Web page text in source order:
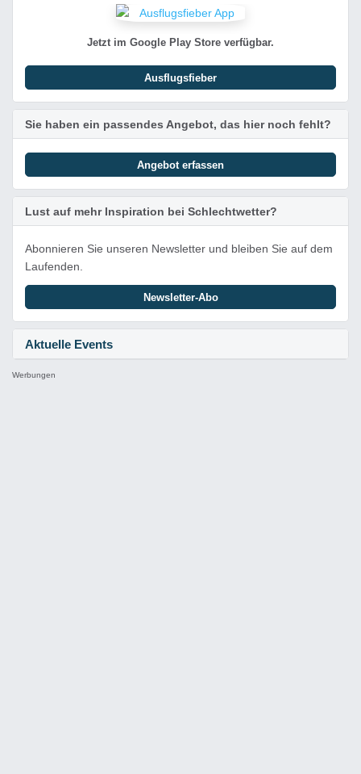
Aktuelle Events
Jetzt im Google Play Store verfügbar.
Ausflugsfieber
Sie haben ein passendes Angebot, das hier noch fehlt?
Angebot erfassen
Lust auf mehr Inspiration bei Schlechtwetter?
Abonnieren Sie unseren Newsletter und bleiben Sie auf dem
Laufenden.
Newsletter-Abo
Werbungen